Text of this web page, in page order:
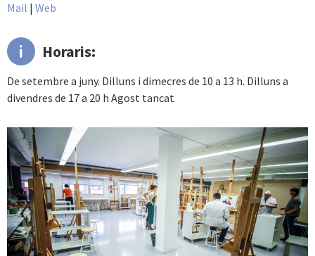
Mail | Web
Horaris:
De setembre a juny. Dilluns i dimecres de 10 a 13 h. Dilluns a
divendres de 17 a 20 h Agost tancat